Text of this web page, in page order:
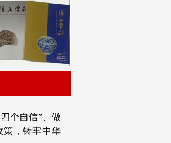
个自信”、做
策，铸牢中华